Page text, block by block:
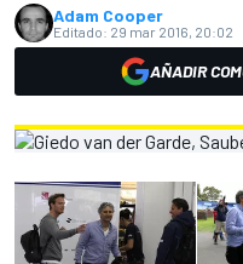
Adam Cooper
Editado: 29 mar 2016, 20:02
AÑADIR